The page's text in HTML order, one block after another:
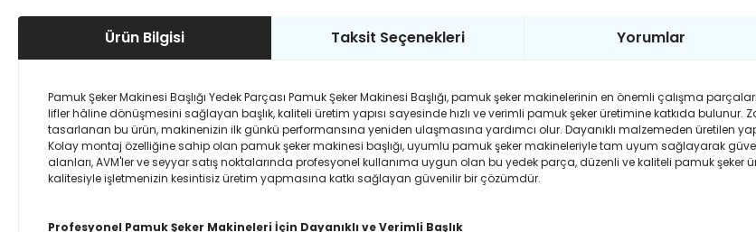
Ürün Bilgisi Taksit Seçenekleri Yorumlar
Pamuk Şeker Makinesi Başlığı Yedek Parçası Pamuk Şeker Makinesi Başlığı, pamuk şeker makinelerinin en önemli çalışma
lifler hâline dönüşmesini sağlayan başlık, kaliteli üretim yapısı sayesinde hızlı ve verimli pamuk şeker üretimine katkıda
tasarlanan bu ürün, makinenizin ilk günkü performansına yeniden ulaşmasına yardımcı olur. Dayanıklı malzemeden üretilen
Kolay montaj özelliğine sahip olan pamuk şeker makinesi başlığı, uyumlu pamuk şeker makineleriyle tam uyum sağlayarak
alanları, AVM'ler ve seyyar satış noktalarında profesyonel kullanıma uygun olan bu yedek parça, düzenli ve kaliteli pamuk şeker
kalitesiyle işletmenizin kesintisiz üretim yapmasına katkı sağlayan güvenilir bir çözümdür.
Profesyonel Pamuk Şeker Makineleri İçin Dayanıklı ve Verimli Başlık